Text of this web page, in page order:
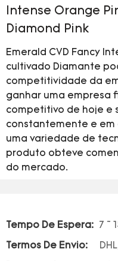
Intense Orange
Diamond Pink
Emerald CVD Fancy
cultivado Diamante
competitividade da
ganhar uma empresa
competitivo de hoje e
constantemente e em
uma variedade de
produto obteve
do mercado.
Tempo De Espera: 7 ~
Termos De Envio: